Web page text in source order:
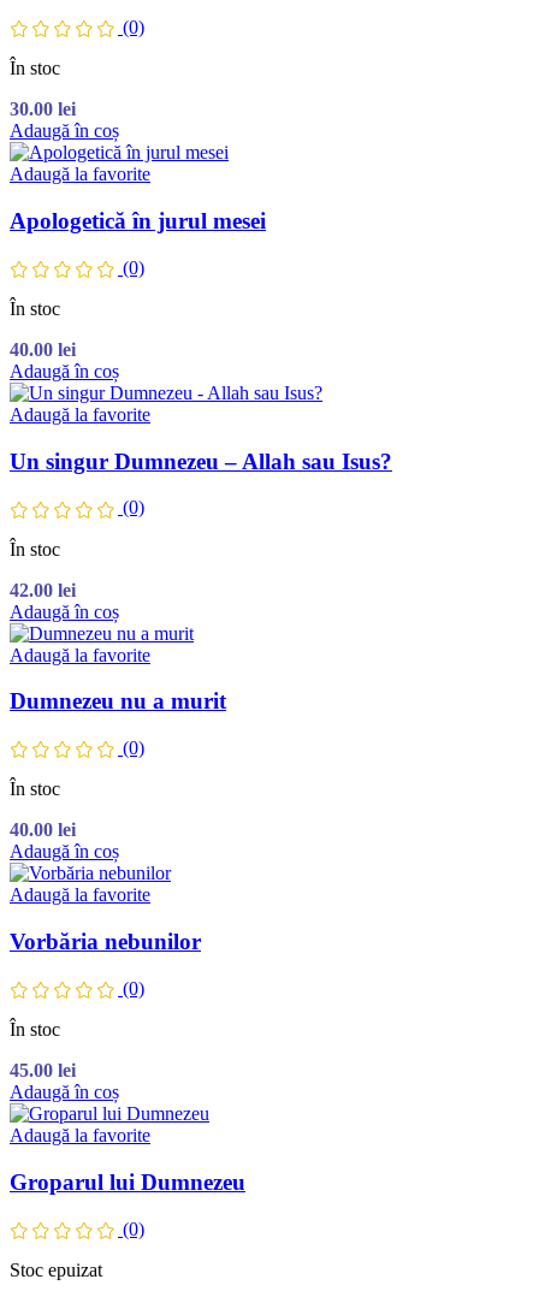
(0)
În stoc
30.00 lei
Adaugă în coș
Adaugă la favorite
Apologetică în jurul mesei
(0)
În stoc
40.00 lei
Adaugă în coș
Adaugă la favorite
Un singur Dumnezeu – Allah sau Isus?
(0)
În stoc
42.00 lei
Adaugă în coș
Adaugă la favorite
Dumnezeu nu a murit
(0)
În stoc
40.00 lei
Adaugă în coș
Adaugă la favorite
Vorbăria nebunilor
(0)
În stoc
45.00 lei
Adaugă în coș
Adaugă la favorite
Groparul lui Dumnezeu
(0)
Stoc epuizat